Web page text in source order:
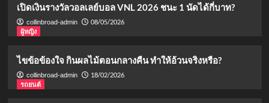
เปิดเงินรางวัลวอลเลย์บอล VNL 2026 ชนะ 1 นัดได้กี่บาท?
collinbroad-admin
08/05/2026
ผู้หญิง
ไขข้อข้องใจ กินผลไม้ตอนกลางคืน ทำให้อ้วนจริงหรือ?
collinbroad-admin
18/02/2026
รถยนต์